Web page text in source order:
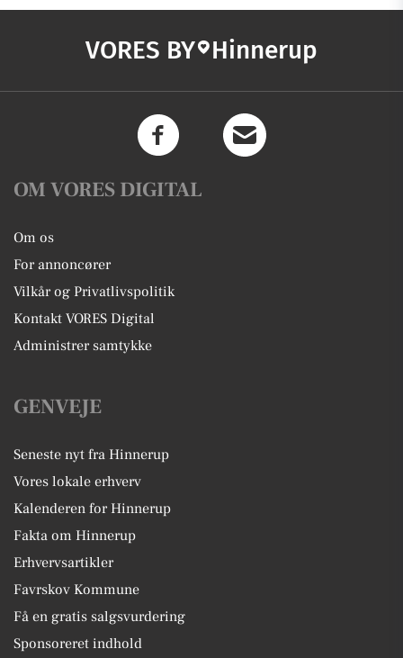
VORES BY Hinnerup
OM VORES DIGITAL
Om os
For annoncører
Vilkår og Privatlivspolitik
Kontakt VORES Digital
Administrer samtykke
GENVEJE
Seneste nyt fra Hinnerup
Vores lokale erhverv
Kalenderen for Hinnerup
Fakta om Hinnerup
Erhvervsartikler
Favrskov Kommune
Få en gratis salgsvurdering
Sponsoreret indhold